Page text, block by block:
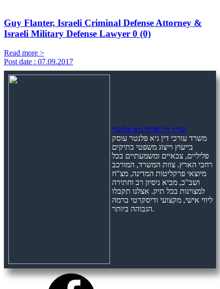
Guy Flanter, Israeli Criminal Defense Attorney &
Israeli Military Defense Lawyer 0 (0)
Read more >
Post date : 07.09.2017
עורך דין פלילי גיא פלנטר
משרד עורכי דין גיא פלנטר עוסק
בייעוץ וייצוג משפטי בתיקים
פליליים, צבאיים ומשמעתיים בכל
רחבי הארץ. צוות המשרד, המורכב
מיוצאי פרקליטות המדינה, מצ"ח
ושב"כ, מביא ניסיון רב וחתירה
למצוינות בכל תיק. אצלנו תקבלו
ליווי אישי, מקצועי ודיסקרטי ברמה
הגבוהה ביותר.